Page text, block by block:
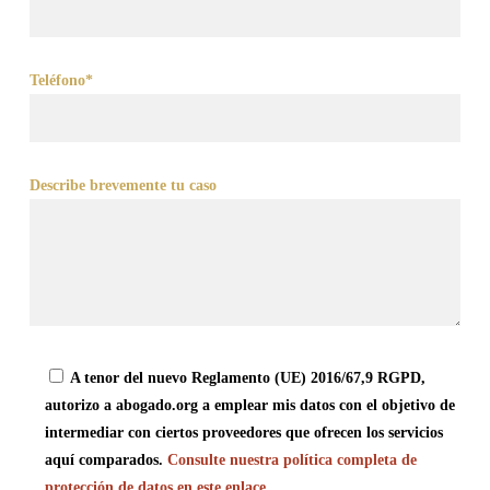
Teléfono*
Describe brevemente tu caso
A tenor del nuevo Reglamento (UE) 2016/67,9 RGPD,
autorizo a abogado.org a emplear mis datos con el objetivo de
intermediar con ciertos proveedores que ofrecen los servicios
aquí comparados. Consulte nuestra política completa de